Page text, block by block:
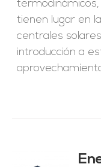
tienen lugar en
centrales
introducción a